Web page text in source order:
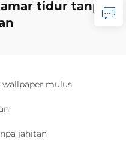
tidur tanpa
wallpaper mulus
jahitan